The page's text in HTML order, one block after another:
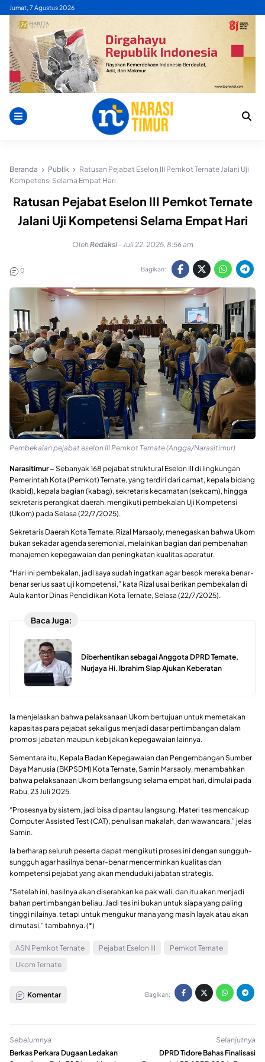
Skip
content
Jumat, 7 Agustus 2026
Beranda Publik
Ratusan Pejabat Eselon III Pemkot Ternate Jalani Uji
Kompetensi Selama Empat Hari
Ratusan Pejabat Eselon III Pemkot Ternate
Jalani Uji Kompetensi Selama Empat Hari
OlehRedaksi - Juli 22, 2025, 8:56 am
0 Bagikan:
Pembekalan pejabat eselon III Pemkot Ternate (Angga/Narasitimur)
Narasitimur – Sebanyak 168 pejabat struktural Eselon III di lingkungan
Pemerintah Kota (Pemkot) Ternate, yang terdiri dari camat, kepala bidang
(kabid), kepala bagian (kabag), sekretaris kecamatan (sekcam), hingga
sekretaris perangkat daerah, mengikuti pembekalan Uji Kompetensi
(Ukom) pada Selasa (22/7/2025).
Sekretaris Daerah Kota Ternate, Rizal Marsaoly, menegaskan bahwa Ukom
bukan sekadar agenda seremonial, melainkan bagian dari pembenahan
manajemen kepegawaian dan peningkatan kualitas aparatur.
“Hari ini pembekalan, jadi saya sudah ingatkan agar besok mereka benar-
benar serius saat uji kompetensi,” kata Rizal usai berikan pembekalan di
Aula kantor Dinas Pendidikan Kota Ternate, Selasa (22/7/2025).
Baca Juga:
Diberhentikan sebagai Anggota DPRD Ternate,
Nurjaya Hi. Ibrahim Siap Ajukan Keberatan
Ia menjelaskan bahwa pelaksanaan Ukom bertujuan untuk memetakan
kapasitas para pejabat sekaligus menjadi dasar pertimbangan dalam
promosi jabatan maupun kebijakan kepegawaian lainnya.
Sementara itu, Kepala Badan Kepegawaian dan Pengembangan Sumber
Daya Manusia (BKPSDM) Kota Ternate, Samin Marsaoly, menambahkan
bahwa pelaksanaan Ukom berlangsung selama empat hari, dimulai pada
Rabu, 23 Juli 2025.
“Prosesnya by sistem, jadi bisa dipantau langsung. Materi tes mencakup
Computer Assisted Test (CAT), penulisan makalah, dan wawancara,” jelas
Samin.
Ia berharap seluruh peserta dapat mengikuti proses ini dengan sungguh-
sungguh agar hasilnya benar-benar mencerminkan kualitas dan
kompetensi pejabat yang akan menduduki jabatan strategis.
“Setelah ini, hasilnya akan diserahkan ke pak wali, dan itu akan menjadi
bahan pertimbangan beliau. Jadi tes ini bukan untuk siapa yang paling
tinggi nilainya, tetapi untuk mengukur mana yang masih layak atau akan
dimutasi,” tambahnya. (*)
ASN Pemkot Ternate Pejabat Eselon III
Pemkot Ternate
Ukom Ternate
Komentar Bagikan:
Sebelumnya
Berkas Perkara Dugaan Ledakan
Selanjutnya
DPRD Tidore Bahas Finalisasi